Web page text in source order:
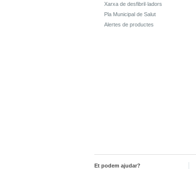
Xarxa de desfibril·ladors
Pla Municipal de Salut
Alertes de productes
Et podem ajudar?